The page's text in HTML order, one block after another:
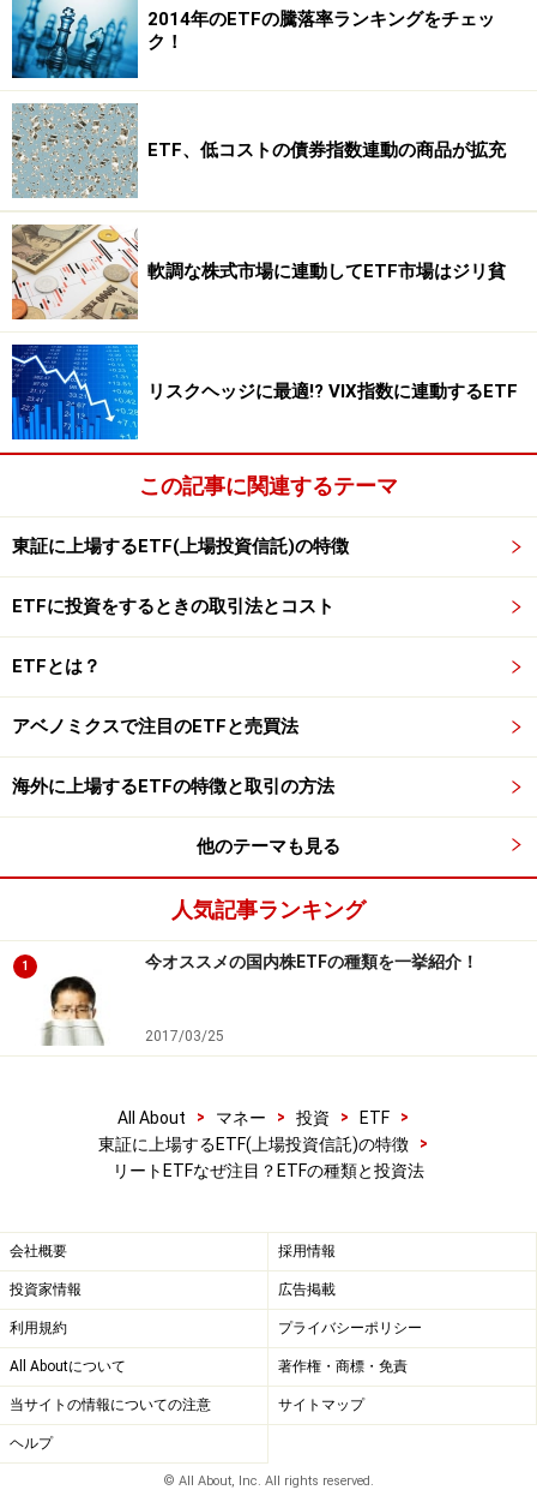
次のページで、リートETFの主な商品をご紹介しましょ
う。
※記事内容は執筆時点のものです。最新の内容をご確認くださ
い。
本記事の内容は一般的な情報提供を目的としており、特定の金融
商品や投資行動を推奨するものではありません。
投資や資産運用に関する最終的なご判断はご自身の責任において
行ってください。
掲載情報の正確性・完全性については十分に配慮しております
が、その内容を保証するものではなく、これに基づく損失・損害
などについて当社は一切の責任を負いません。
最新の情報や詳細については、必ず各金融機関やサービス提供者
の公式情報をご確認ください。
2014年のETFの騰落率ランキングをチェッ
ク！
ETF、低コストの債券指数連動の商品が拡充
軟調な株式市場に連動してETF市場はジリ貧
リスクヘッジに最適!? VIX指数に連動するETF
この記事に関連するテーマ
東証に上場するETF(上場投資信託)の特徴
ETFに投資をするときの取引法とコスト
ETFとは？
アベノミクスで注目のETFと売買法
海外に上場するETFの特徴と取引の方法
他のテーマも見る
人気記事ランキング
1 今オススメの国内株ETFの種類を一挙紹介！
2017/03/25
All About > マネー > 投資 > ETF
>
東証に上場するETF(上場投資信託)の特徴
>
リートETFなぜ注目？ETFの種類と投資法
会社概要 採用情報
投資家情報 広告掲載
利用規約 プライバシーポリシー
All Aboutについて 著作権・商標・免責
当サイトの情報についての注意 サイトマップ
ヘルプ
© All About, Inc. All rights reserved.